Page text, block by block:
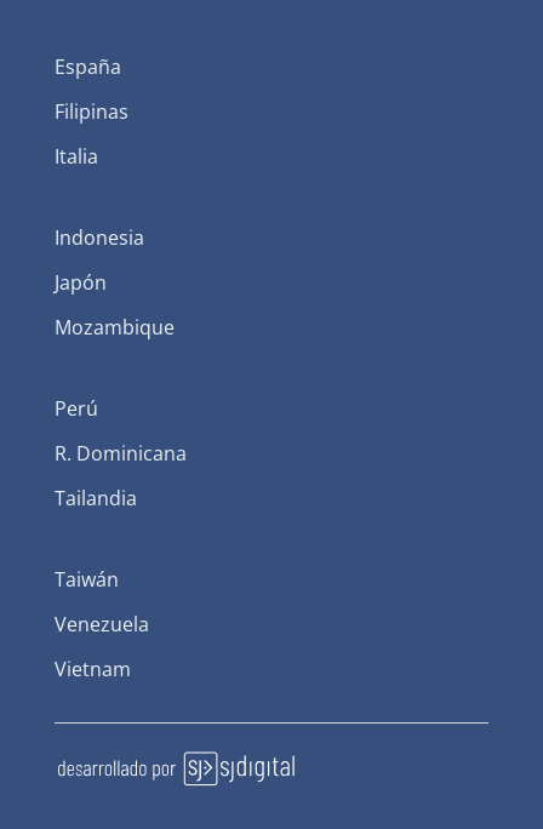
España
Filipinas
Italia
Indonesia
Japón
Mozambique
Perú
R. Dominicana
Tailandia
Taiwán
Venezuela
Vietnam